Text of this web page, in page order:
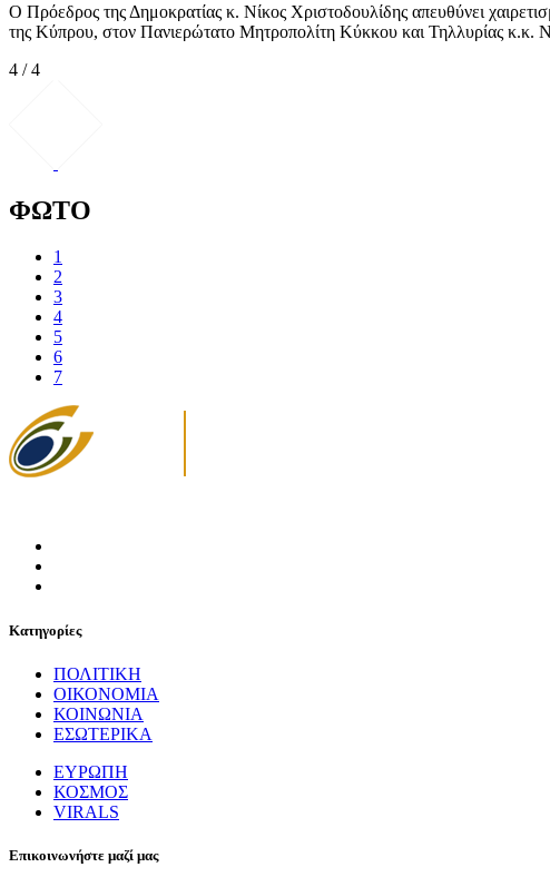
Ο Πρόεδρος της Δημοκρατίας κ. Νίκος Χριστοδουλίδης απευθύνει
της Κύπρου, στον Πανιερώτατο Μητροπολίτη Κύκκου και Τηλλυρίας κ.κ.
4 / 4
ΦΩΤΟ
1
2
3
4
5
6
7
Κατηγορίες
ΠΟΛΙΤΙΚΗ
ΟΙΚΟΝΟΜΙΑ
ΚΟΙΝΩΝΙΑ
ΕΣΩΤΕΡΙΚΑ
ΕΥΡΩΠΗ
ΚΟΣΜΟΣ
VIRALS
Επικοινωνήστε μαζί μας